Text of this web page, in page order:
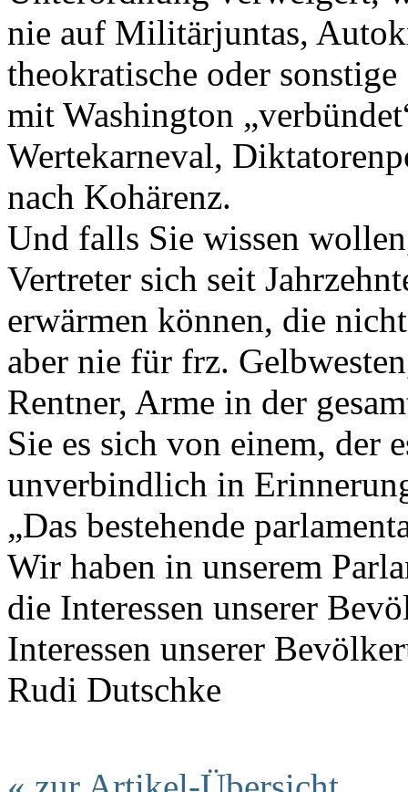
nie auf Militärjuntas,
theokratische oder
mit Washington
Wertekarneval,
nach Kohärenz.
Und falls Sie wissen
Vertreter sich seit
erwärmen können, die
aber nie für frz.
Rentner, Arme in der
Sie es sich von einem, der
unverbindlich in
„Das bestehende
Wir haben in unserem
die Interessen unserer
Interessen unserer
Rudi Dutschke